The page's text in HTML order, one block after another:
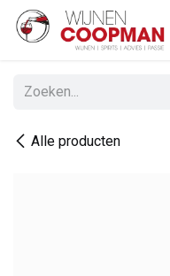
Overslaan naar inhoud
Alle producten